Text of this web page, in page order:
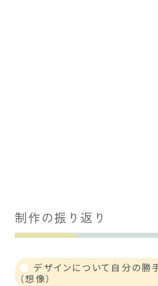
制作の振り返り
デザインについて自分の勝
（想像）